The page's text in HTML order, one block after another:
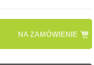
NA ZAMÓWIENIE